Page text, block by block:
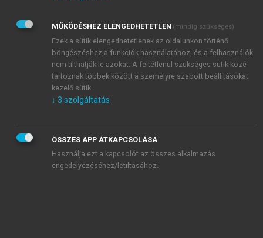
Adatkezelési tájékoztatóbanfoglaltakat tudomásul
veszem és elfogadom.
Általános vásárlási feltételeket, valamint a szotar.netés a
mersz.huoldalak licencszerződéseiben foglaltakat
tudomásul veszem és elfogadom.
KIPRÓBÁLOM
MŰKÖDÉSHEZ ELENGEDHETETLEN (mindig szükséges)
Ezek a sütik elengedhetetlenek az oldalunkon történő
böngészéshez,a funkciók használatához, és a felhasználók
nem tilthatják le azokat. A feltétlenül szükséges sütik közé
tartoznak többek között a személyre szabott beállításokat
kezelő sütik.
↓ 3 szolgáltatás
ÖSSZES APP ÁTKAPCSOLÁSA
Használja ezt a kapcsolót az összes alkalmazás
engedélyezéséhez/letiltásához.